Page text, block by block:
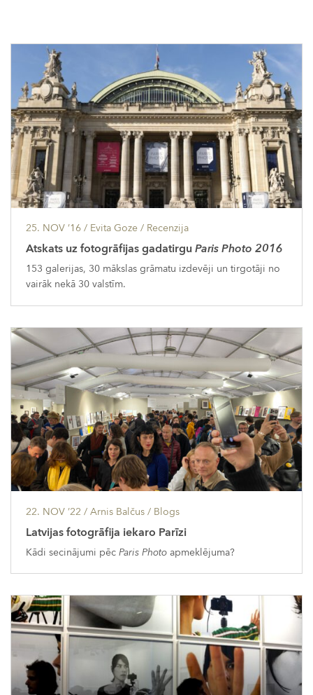
25. NOV ’16 / Evita Goze / Recenzija
Atskats uz fotogrāfijas gadatirguParis Photo 2016
153 galerijas, 30 mākslas grāmatu izdevēji un tirgotāji no
vairāk nekā 30 valstīm.
22. NOV ’22 / Arnis Balčus / Blogs
Latvijas fotogrāfija iekaro Parīzi
Kādi secinājumi pēc Paris Photo apmeklējuma?